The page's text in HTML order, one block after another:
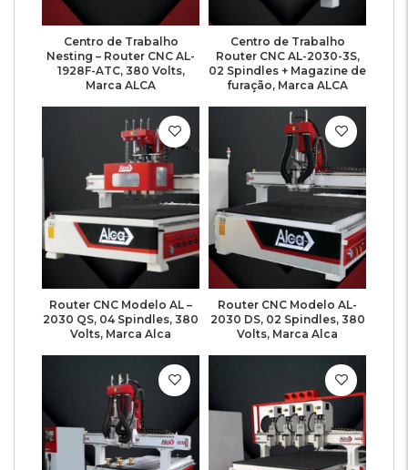
Centro de Trabalho
Nesting – Router CNC AL-
1928F-ATC, 380 Volts,
Marca ALCA
Centro de Trabalho
Router CNC AL-2030-3S,
02 Spindles + Magazine de
furação, Marca ALCA
Router CNC Modelo AL –
2030 QS, 04 Spindles, 380
Volts, Marca Alca
Router CNC Modelo AL-
2030 DS, 02 Spindles, 380
Volts, Marca Alca